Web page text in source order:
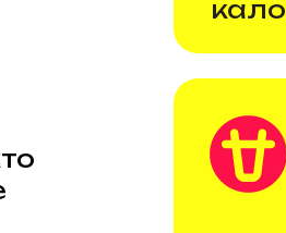
Пребиотик
лактитол